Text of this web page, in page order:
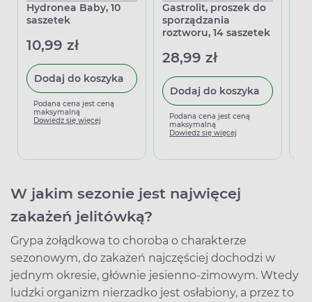
Hydronea Baby, 10
saszetek
10,99 zł
Dodaj do koszyka
Podana cena jest ceną
maksymalną
Dowiedz się więcej
Gastrolit, proszek do
sporządzania
roztworu, 14 saszetek
28,99 zł
Dodaj do koszyka
Podana cena jest ceną
maksymalną
Dowiedz się więcej
W jakim sezonie jest najwięcej
zakażeń jelitówką?
Grypa żołądkowa to choroba o charakterze
sezonowym, do zakażeń najczęściej dochodzi w
jednym okresie, głównie jesienno-zimowym. Wtedy
ludzki organizm nierzadko jest osłabiony, a przez to